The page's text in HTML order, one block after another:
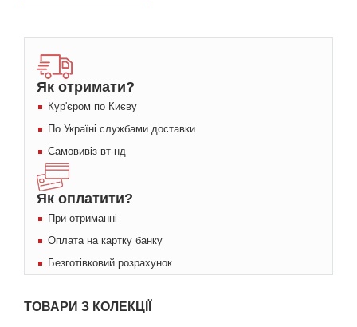
Як отримати?
Кур'єром по Києву
По Україні службами доставки
Самовивіз вт-нд
Як оплатити?
При отриманні
Оплата на картку банку
Безготівковий розрахунок
ТОВАРИ З КОЛЕКЦІЇ